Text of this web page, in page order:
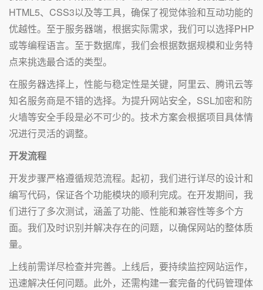
HTML5、CSS3以及等工具，确保了视觉体验和互动功能的
优越性。至于服务器端，根据实际需求，我们可以选择PHP
或等编程语言。至于数据库，我们会根据数据规模和业务特
点来挑选最合适的类型。
在服务器选择上，性能与稳定性是关键，阿里云、腾讯云等
知名服务商是不错的选择。为提升网站安全，SSL加密和防
火墙等安全手段是必不可少的。技术方案会根据项目具体情
况进行灵活的调整。
开发流程
开发步骤严格遵循规范流程。起初，我们进行详尽的设计和
编写代码，保证各个功能模块的顺利完成。在开发期间，我
们进行了多次测试，涵盖了功能、性能和兼容性等多个方
面。我们及时识别并解决存在的问题，以确保网站的整体质
量。
上线前需详尽检查并完善。上线后，要持续监控网站运作，
迅速解决任何问题。此外，还需构建一套完备的代码管理体